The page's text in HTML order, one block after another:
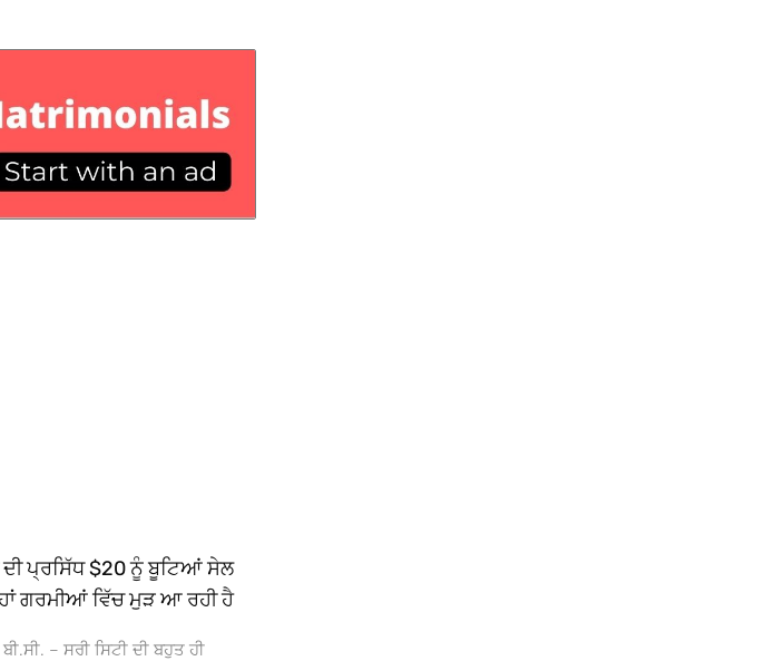
ਦੀ ਪ੍ਰਸਿੱਧ $20 ਨੂੰ ਬੂਟਿਆਂ ਸੇਲ
ਗਰਮੀਆਂ ਵਿੱਚ ਮੁੜ ਆ ਰਹੀ ਹੈ
– ਸਰੀ ਸਿਟੀ ਦੀ ਬਹੁਤ ਹੀ